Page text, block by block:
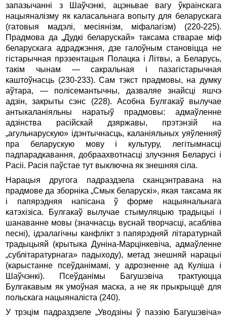
запазычанні з Шаўчэнкі, ацэньвае вагу ўкраінскага
нацыяналізму як каласальнага вопыту для беларускага
(гатовыя мадэлі, месіянізм, міфалагізм) (220-225).
Прадмова да „Дудкі беларускай» таксама стварае міф
беларускага адраджэння, дзе галоўным становіцца не
гістарычная прэзентацыя Полацка і Літвы, а Беларусь,
такім чынам — сакральная i пазагістарычная
каштоўнасць (230-233). Сам тэкст прадмовы, на думку
аўтара, — полісемантычны, дазваляе знайсці яшчэ
адзін, закрыты сэнс (228). Асобна Булгакаў вылучае
антыкаланіяльны наратыў прадмовы: адмаўленне
адзінства расійскай дзяржавы, прэтэнзій на
„агульнарускую» ідэнтычнасць, каланіяльных уяўленняў
пра беларускую мову i культуру, легітымнасці
падпарадкавання, добраахвотнасці злучэння Беларусі i
Pacii. Расія паўстае тут выключна як знешняя сіла.
Нарацыя другога падраздзела сканцэнтравана на
прадмове да зборніка „Смык беларускі», якая таксама як
i папярэдняя напісана ў форме нацыянальнага
катэхізіса. Булгакаў вылучае стымуляцыю традыцыі i
шанаванне мовы (значнасць вуснай творчасці, асабліва
песні), ідэалагічны канфлікт з папярэдняй літаратурнай
традыцыяй (крытыка Дуніна-Марцінкевіча, адмаўленне
„сублітаратурнага» падыходу), метад знешняй нарацыі
(карыстанне псеўданімамі, у адрозненне ад Куліша i
Шаўчэнкі). Псеўданімы Багушэвіча трактуюцца
Булгакавым як умоўная маска, а не як прыкрыццё для
польскага нацыяналіста (240).
У трэцім падраздзеле „Уводзіны ў паэзію Багушэвіча»